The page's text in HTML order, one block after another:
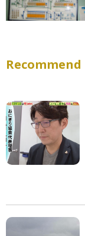
Recommend